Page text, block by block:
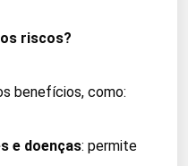
riscos?
benefícios, como:
e doenças: permite